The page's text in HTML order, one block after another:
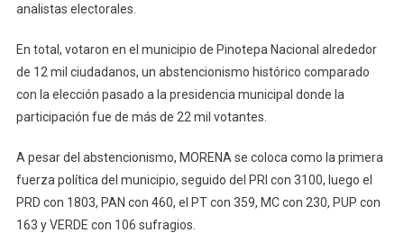
analistas electorales.
En total, votaron en el municipio de Pinotepa Nacional alrededor
de 12 mil ciudadanos, un abstencionismo histórico comparado
con la elección pasado a la presidencia municipal donde la
participación fue de más de 22 mil votantes.
A pesar del abstencionismo, MORENA se coloca como la primera
fuerza política del municipio, seguido del PRI con 3100, luego el
PRD con 1803, PAN con 460, el PT con 359, MC con 230, PUP con
163 y VERDE con 106 sufragios.